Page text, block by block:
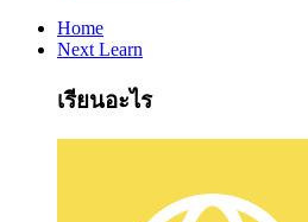
Home
Next Learn
เรียนอะไร